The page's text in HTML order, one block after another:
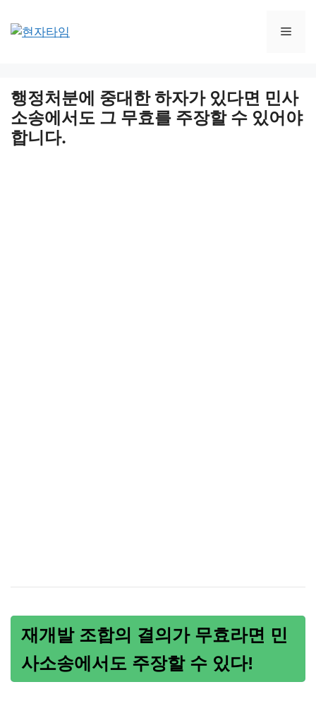
행정처분에 중대한 하자가 있다면 민사
소송에서도 그 무효를 주장할 수 있어야
합니다.
재개발 조합의 결의가 무효라면 민
사소송에서도 주장할 수 있다!